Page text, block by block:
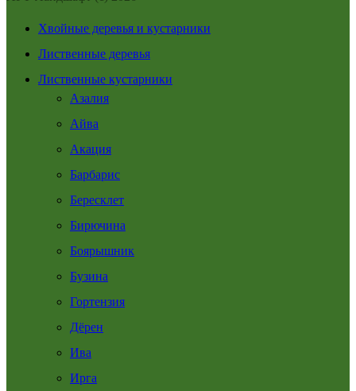
Хвойные деревья и кустарники
Лиственные деревья
Лиственные кустарники
Азалия
Айва
Акация
Барбарис
Бересклет
Бирючина
Боярышник
Бузина
Гортензия
Дёрен
Ива
Ирга